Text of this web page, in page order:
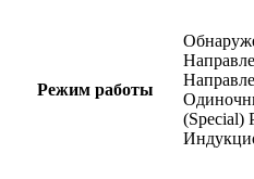
Режим работы
(Special)